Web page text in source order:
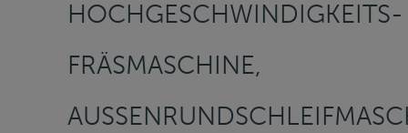
HOCHGESCHWINDIGKEITS-
FRÄSMASCHINE,